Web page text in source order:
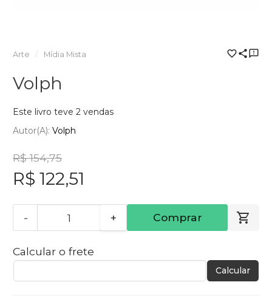
Arte Mídia Mista
Volph
Este livro teve 2 vendas
Autor(a): Volph
R$ 154,75
R$ 122,51
- + Comprar
Calcular o frete
Calcular